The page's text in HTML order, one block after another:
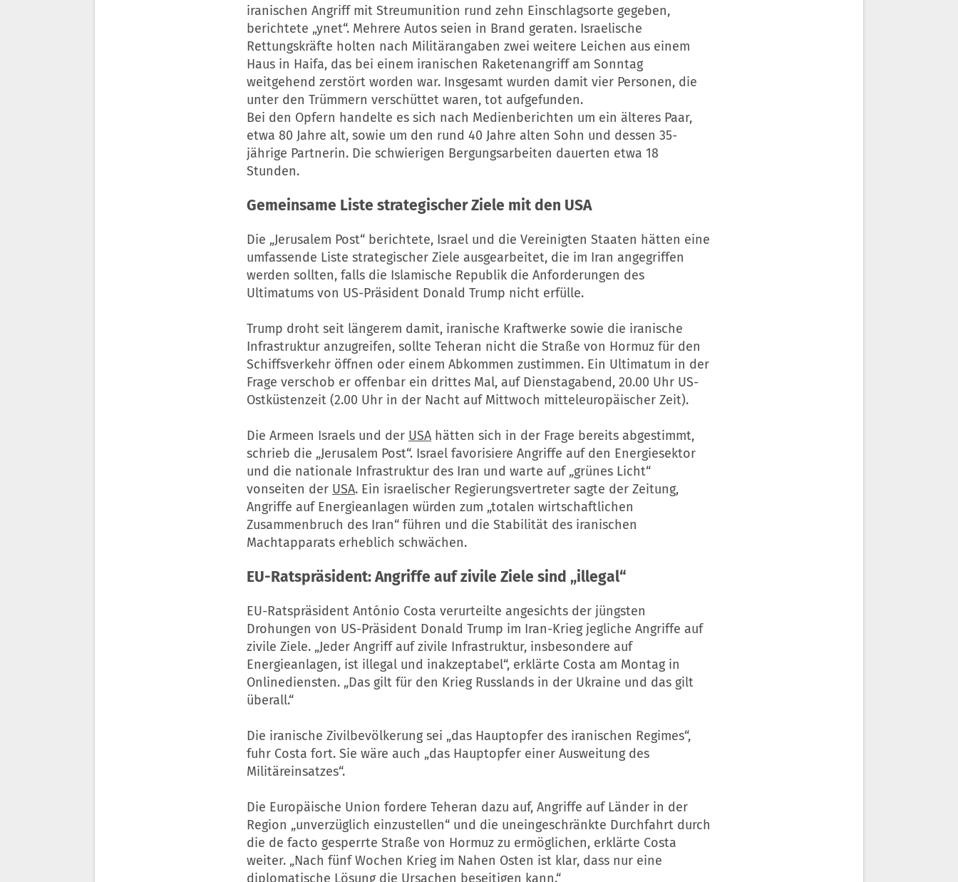
iranischen Angriff mit Streumunition rund zehn Einschlagsorte gegeben,
berichtete „ynet“. Mehrere Autos seien in Brand geraten. Israelische
Rettungskräfte holten nach Militärangaben zwei weitere Leichen aus einem
Haus in Haifa, das bei einem iranischen Raketenangriff am Sonntag
weitgehend zerstört worden war. Insgesamt wurden damit vier Personen, die
unter den Trümmern verschüttet waren, tot aufgefunden.
Bei den Opfern handelte es sich nach Medienberichten um ein älteres Paar,
etwa 80 Jahre alt, sowie um den rund 40 Jahre alten Sohn und dessen 35-
jährige Partnerin. Die schwierigen Bergungsarbeiten dauerten etwa 18
Stunden.
Gemeinsame Liste strategischer Ziele mit den USA
Die „Jerusalem Post“ berichtete, Israel und die Vereinigten Staaten hätten eine
umfassende Liste strategischer Ziele ausgearbeitet, die im Iran angegriffen
werden sollten, falls die Islamische Republik die Anforderungen des
Ultimatums von US-Präsident Donald Trump nicht erfülle.
Trump droht seit längerem damit, iranische Kraftwerke sowie die iranische
Infrastruktur anzugreifen, sollte Teheran nicht die Straße von Hormuz für den
Schiffsverkehr öffnen oder einem Abkommen zustimmen. Ein Ultimatum in der
Frage verschob er offenbar ein drittes Mal, auf Dienstagabend, 20.00 Uhr US-
Ostküstenzeit (2.00 Uhr in der Nacht auf Mittwoch mitteleuropäischer Zeit).
Die Armeen Israels und der USA hätten sich in der Frage bereits abgestimmt,
schrieb die „Jerusalem Post“. Israel favorisiere Angriffe auf den Energiesektor
und die nationale Infrastruktur des Iran und warte auf „grünes Licht“
vonseiten der USA. Ein israelischer Regierungsvertreter sagte der Zeitung,
Angriffe auf Energieanlagen würden zum „totalen wirtschaftlichen
Zusammenbruch des Iran“ führen und die Stabilität des iranischen
Machtapparats erheblich schwächen.
EU-Ratspräsident: Angriffe auf zivile Ziele sind „illegal“
EU-Ratspräsident António Costa verurteilte angesichts der jüngsten
Drohungen von US-Präsident Donald Trump im Iran-Krieg jegliche Angriffe auf
zivile Ziele. „Jeder Angriff auf zivile Infrastruktur, insbesondere auf
Energieanlagen, ist illegal und inakzeptabel“, erklärte Costa am Montag in
Onlinediensten. „Das gilt für den Krieg Russlands in der Ukraine und das gilt
überall.“
Die iranische Zivilbevölkerung sei „das Hauptopfer des iranischen Regimes“,
fuhr Costa fort. Sie wäre auch „das Hauptopfer einer Ausweitung des
Militäreinsatzes“.
Die Europäische Union fordere Teheran dazu auf, Angriffe auf Länder in der
Region „unverzüglich einzustellen“ und die uneingeschränkte Durchfahrt durch
die de facto gesperrte Straße von Hormuz zu ermöglichen, erklärte Costa
weiter. „Nach fünf Wochen Krieg im Nahen Osten ist klar, dass nur eine
diplomatische Lösung die Ursachen beseitigen kann.“